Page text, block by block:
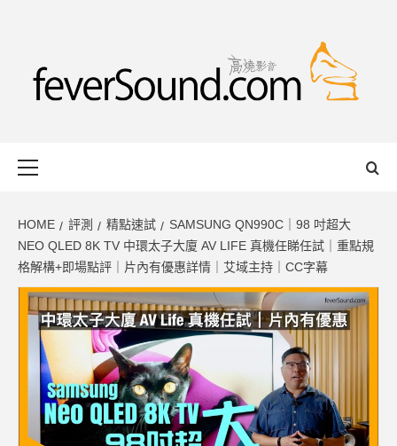
HOME 評測 精點速試
SAMSUNG QN990C｜98 吋超大
NEO QLED 8K TV 中環太子大廈 AV LIFE 真機任睇任試｜重點規
格解構+即場點評｜片內有優惠詳情｜艾域主持｜CC字幕